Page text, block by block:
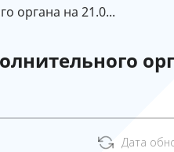
органа на 21.0...
Дата